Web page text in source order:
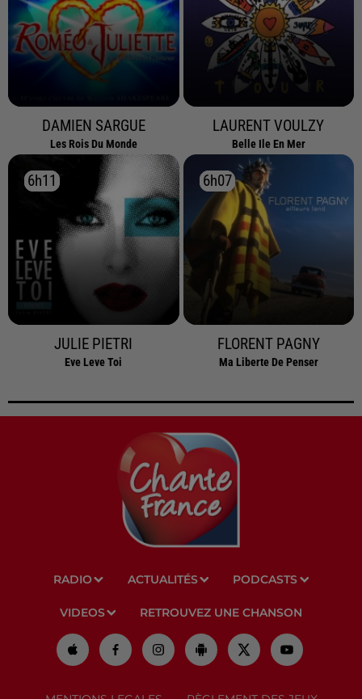
DAMIEN SARGUE
Les Rois Du Monde
LAURENT VOULZY
Belle Ile En Mer
6h11
6h11
JULIE PIETRI
Eve Leve Toi
6h07
6h07
FLORENT PAGNY
Ma Liberte De Penser
RADIO ACTUALITÉS PODCASTS
VIDEOS RETROUVEZ UNE CHANSON